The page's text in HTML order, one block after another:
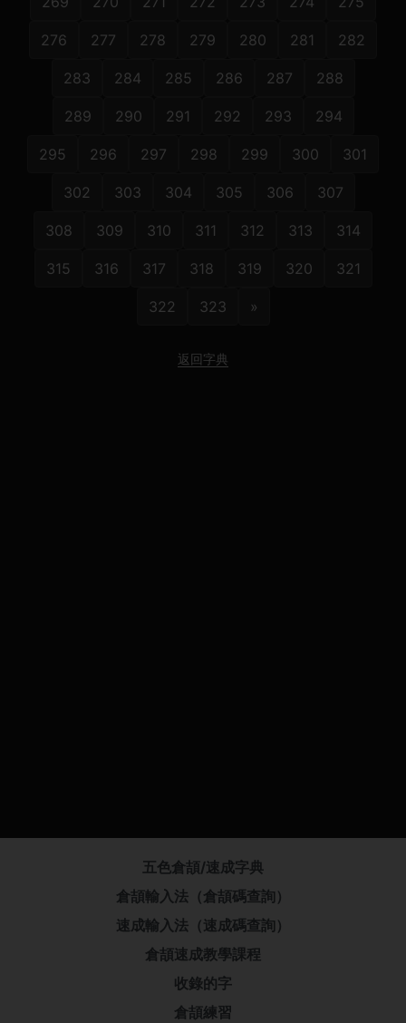
276 277 278 279 280 281 282
283 284 285 286 287 288
289 290 291 292 293 294
295 296 297 298 299 300 301
302 303 304 305 306 307
308 309 310 311 312 313 314
315 316 317 318 319 320 321
322 323 »
返回字典
五色倉頡/速成字典
倉頡輸入法（倉頡碼查詢）
速成輸入法（速成碼查詢）
倉頡速成教學課程
收錄的字
倉頡練習